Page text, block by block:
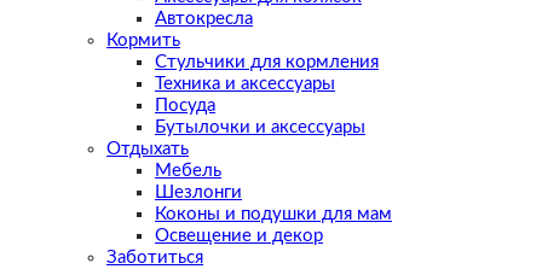
Автокресла
Кормить
Стульчики для кормления
Техника и аксессуары
Посуда
Бутылочки и аксессуары
Отдыхать
Мебель
Шезлонги
Коконы и подушки для мам
Освещение и декор
Заботиться